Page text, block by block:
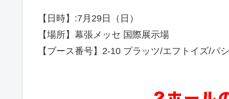
【日時】:7月29日（日）
【場所】幕張メッセ 国際展示場
【ブース番号】2-10 プラッツ/エフトイズ/パ